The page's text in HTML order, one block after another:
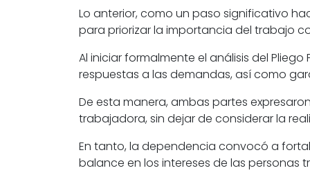
Lo anterior, como un paso significativo
para priorizar la importancia del trabajo
Al iniciar formalmente el análisis del
respuestas a las demandas, así como
De esta manera, ambas partes
trabajadora, sin dejar de considerar la
En tanto, la dependencia convocó a
balance en los intereses de las